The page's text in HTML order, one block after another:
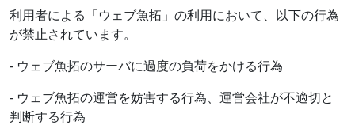
利用者による「ウェブ魚拓」の利用において、以下の行為
が禁止されています。
- ウェブ魚拓のサーバに過度の負荷をかける行為
- ウェブ魚拓の運営を妨害する行為、運営会社が不適切と
判断する行為